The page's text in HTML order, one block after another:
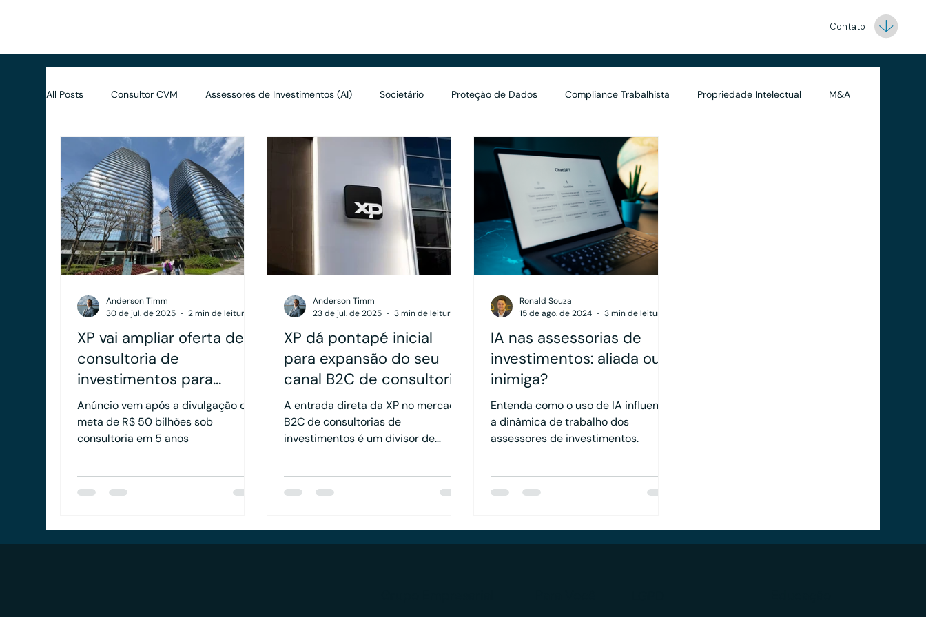
Contato
All Posts Consultor CVM Assessores de Investimentos (AI) Societário Proteção de Dados Compliance Trabalhista Propriedade Intelectual M&A
Contratos Wealth Planning Marketing Asset Management Contabilidade
XP vai ampliar oferta de
consultoria de
investimentos para
investidores com mais de
1 milhão em aplicações
financeiras
Anúncio vem após a divulgação de
meta de R$ 50 bilhões sob
consultoria em 5 anos
Anderson Timm
30 de jul. de 2025
2 min de leitura
XP dá pontapé inicial
para expansão do seu
canal B2C de consultoria
de investimentos: o que
significa para os
consultores
A entrada direta da XP no mercado
B2C de consultorias de
investimentos é um divisor de
crescente por consultoria, ela está
Anderson Timm
23 de jul. de 2025
3 min de leitura
IA nas assessorias de
investimentos: aliada ou
inimiga?
Entenda como o uso de IA influencia
a dinâmica de trabalho dos
assessores de investimentos.
Ronald Souza
15 de ago. de 2024
3 min de leitura